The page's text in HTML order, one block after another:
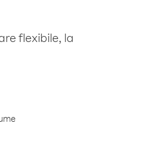
flexibile, la